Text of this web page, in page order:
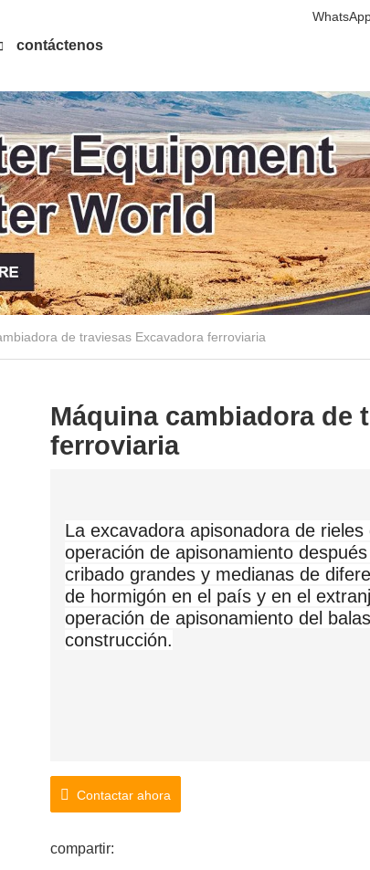
contáctenos
de traviesas Excavadora ferroviaria
Máquina cambiadora de
ferroviaria
La excavadora apisonadora de
operación de apisonamiento
cribado grandes y medianas de
de hormigón en el país y en el
operación de apisonamiento del
construcción.
Contactar ahora
compartir: